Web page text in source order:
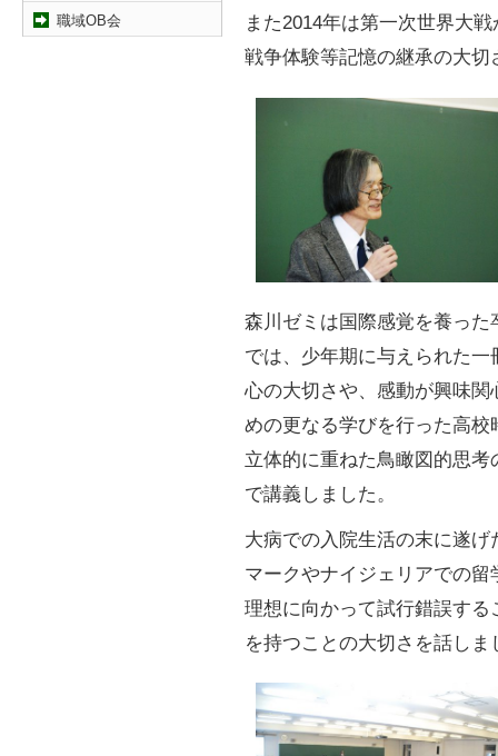
職域OB会
また2014年は第一次世界大
戦争体験等記憶の継承の大切
森川ゼミは国際感覚を養っ
では、少年期に与えられた
心の大切さや、感動が興味
めの更なる学びを行った高
立体的に重ねた鳥瞰図的思
で講義しました。
大病での入院生活の末に遂
マークやナイジェリアでの
理想に向かって試行錯誤す
を持つことの大切さを話しま